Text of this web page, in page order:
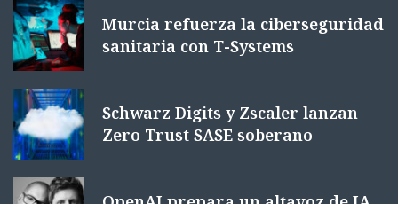
Murcia refuerza la ciberseguridad
sanitaria con T-Systems
Schwarz Digits y Zscaler lanzan
Zero Trust SASE soberano